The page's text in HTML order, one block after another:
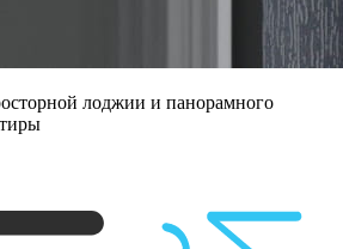
лоджии и панорамного